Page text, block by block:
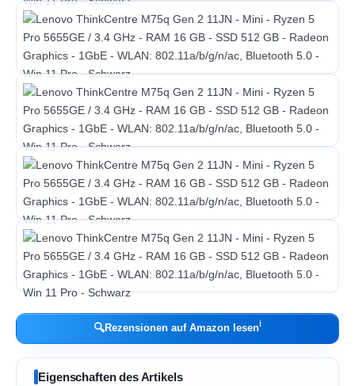
🔍Rezensionen auf Amazon lesenℹ︎
Eigenschaften des Artikels